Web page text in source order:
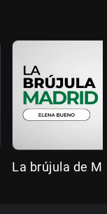
La brújula de